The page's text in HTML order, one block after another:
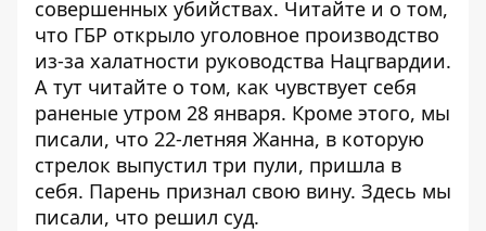
совершенных убийствах. Читайте и о том,
что ГБР открыло уголовное производство
из-за халатности руководства Нацгвардии.
А тут читайте о том, как чувствует себя
раненые утром 28 января. Кроме этого, мы
писали, что 22-летняя Жанна, в которую
стрелок выпустил три пули, пришла в
себя. Парень признал свою вину. Здесь мы
писали, что решил суд.